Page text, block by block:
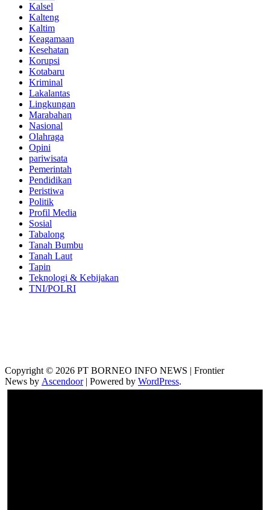
Kalsel
Kalteng
Kaltim
Keagamaan
Kesehatan
Korupsi
Kotabaru
Kriminal
Lakalantas
Lingkungan
Marabahan
Nasional
Olahraga
Opini
pariwisata
Pemerintah
Pendidikan
Peristiwa
Politik
Profil Media
Sosial
Tabalong
Tanah Bumbu
Tanah Laut
Tapin
Teknologi & Kebijakan
TNI/POLRI
Copyright © 2026 PT BORNEO INFO NEWS | Frontier
News by Ascendoor| Powered by WordPress.